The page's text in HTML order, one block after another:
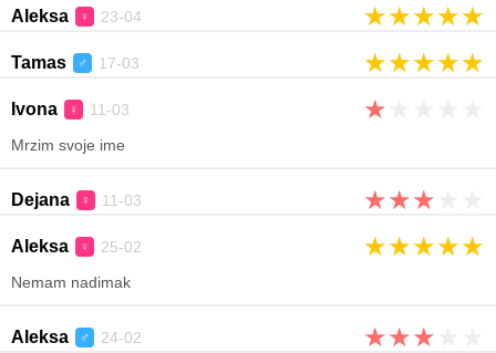
Aleksa ♀ 23-04 ★★★★★
Tamas ♂ 17-03 ★★★★★
Ivona ♀ 11-03 ★
Mrzim svoje ime
Dejana ♀ 11-03 ★★★
Aleksa ♀ 25-02 ★★★★★
Nemam nadimak
Aleksa ♂ 24-02 ★★★